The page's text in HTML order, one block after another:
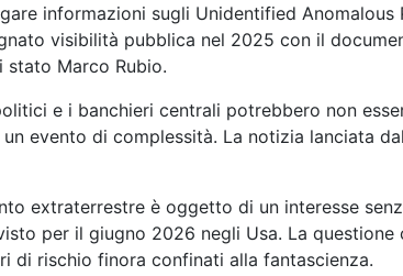
informazioni sugli Unidentified Anomalous
visibilità pubblica nel 2025 con il
stato Marco Rubio.
e i banchieri centrali potrebbero non
evento di complessità. La notizia lanciata
extraterrestre è oggetto di un interesse
per il giugno 2026 negli Usa. La
di rischio finora confinati alla fantascienza.